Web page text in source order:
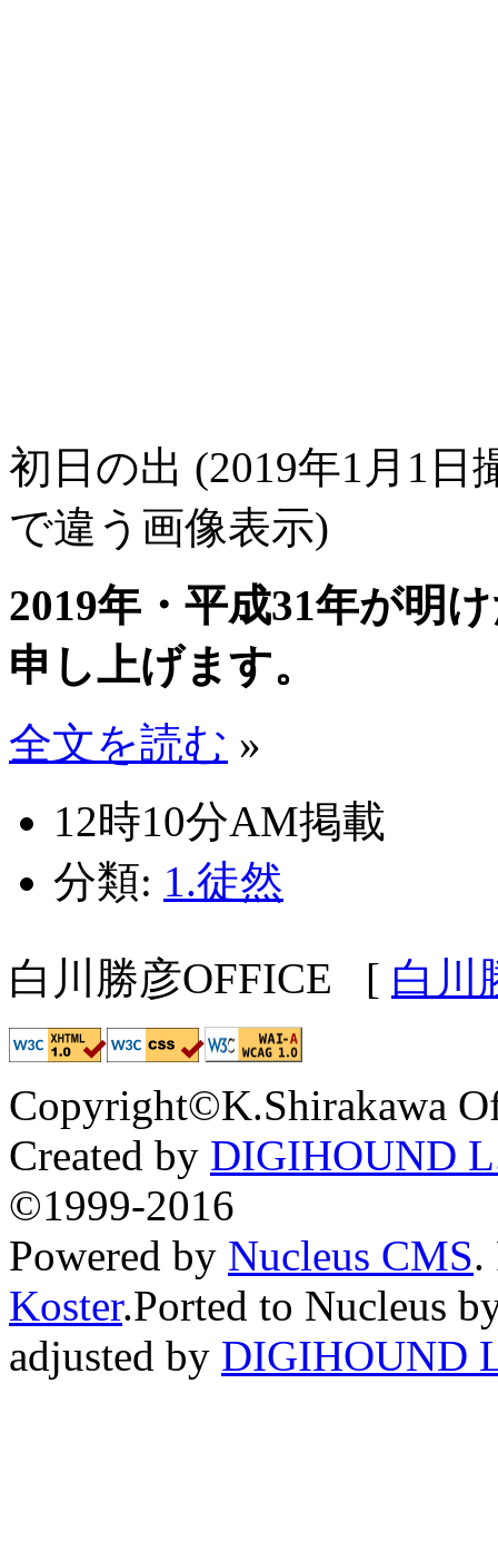
初日の出 (2019年1月1日
で違う画像表示)
2019年・平成31年が明
申し上げます。
全文を読む »
12時10分AM掲載
分類: 1.徒然
白川勝彦OFFICE [ 白川
Copyright©K.Shirakawa
Created by DIGIHOUND
©1999-2016
Powered by Nucleus CMS.
Koster.Ported to Nucleus
adjusted by DIGIHOUND